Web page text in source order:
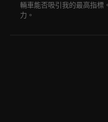
輛車能否吸引我的最高指標
力。